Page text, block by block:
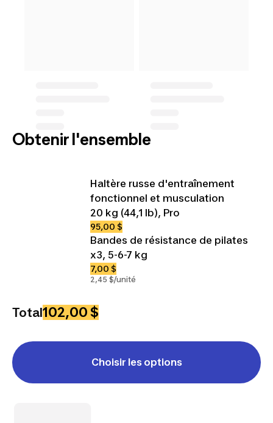
Obtenir l'ensemble
Haltère russe d'entraînement
fonctionnel et musculation
20 kg (44,1 lb), Pro
95,00 $
Bandes de résistance de pilates
x3, 5-6-7 kg
7,00 $
2,45 $/unité
Total102,00 $
Choisir les options